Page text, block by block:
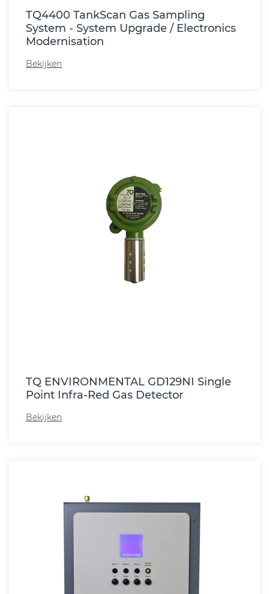
TQ4400 TankScan Gas Sampling
System - System Upgrade / Electronics
Modernisation
Bekijken
TQ ENVIRONMENTAL GD129NI Single
Point Infra-Red Gas Detector
Bekijken